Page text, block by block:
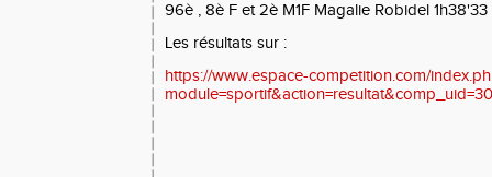
96è , 8è F et 2è M1F Magalie Robidel 1h38'33
Les résultats sur :
https://www.espace-competition.com/